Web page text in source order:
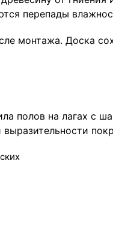
перепады
монтажа. Доска
полов на лагах с